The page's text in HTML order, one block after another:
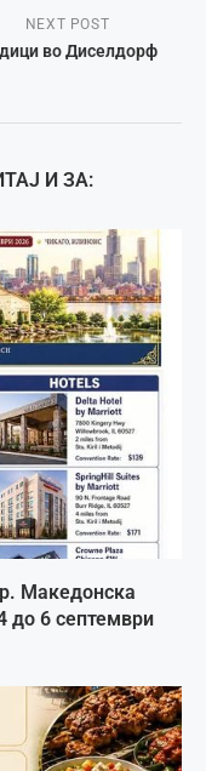
NEXT POST
во Диселдорф
И ЗА:
Македонска
до 6 септември